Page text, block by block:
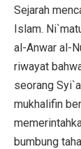
Sejarah
Islam.
al-Anwar al-
riwayat
seorang
mukhalifin
bumbung